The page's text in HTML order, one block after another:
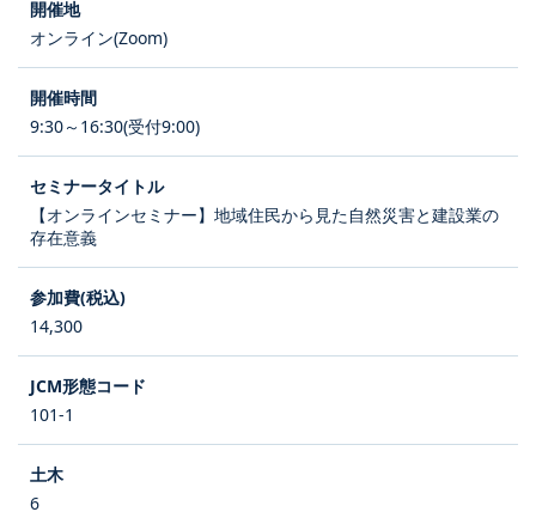
オンライン(Zoom)
9:30～16:30(受付9:00)
【オンラインセミナー】地域住民から見た自然災害と建設業の
存在意義
14,300
101-1
6